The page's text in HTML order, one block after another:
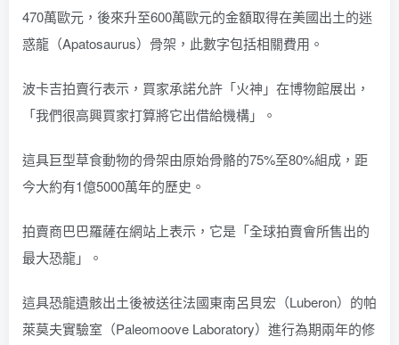
470萬歐元，後來升至600萬歐元的金額取得在美國出土的迷
惑龍（Apatosaurus）骨架，此數字包括相關費用。
波卡吉拍賣行表示，買家承諾允許「火神」在博物館展出，
「我們很高興買家打算將它出借給機構」。
這具巨型草食動物的骨架由原始骨骼的75%至80%組成，距
今大約有1億5000萬年的歷史。
拍賣商巴巴羅薩在網站上表示，它是「全球拍賣會所售出的
最大恐龍」。
這具恐龍遺骸出土後被送往法國東南呂貝宏（Luberon）的帕
萊莫夫實驗室（Paleomoove Laboratory）進行為期兩年的修